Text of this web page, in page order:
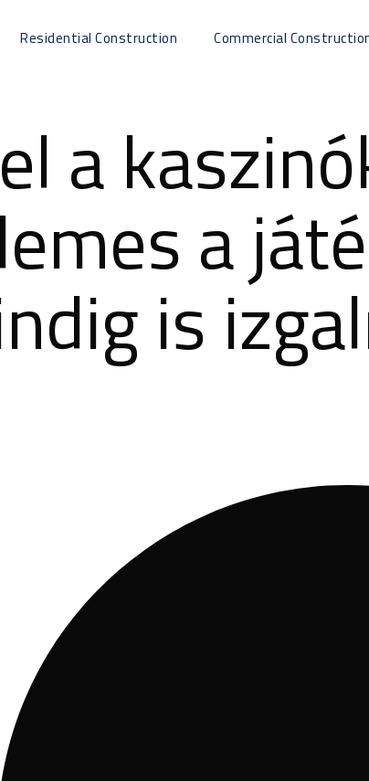
Residential Construction Commercial
a
a
is